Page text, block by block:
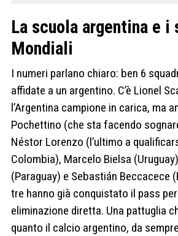
La scuola argentina e i
Mondiali
I numeri parlano chiaro: ben 6
affidate a un argentino. C’è Lionel
l’Argentina campione in carica, ma
Pochettino (che sta facendo
Néstor Lorenzo (l’ultimo a
Colombia), Marcelo Bielsa
(Paraguay) e Sebastián Beccacece
tre hanno già conquistato il pass
eliminazione diretta. Una pattuglia
quanto il calcio argentino, da sempre